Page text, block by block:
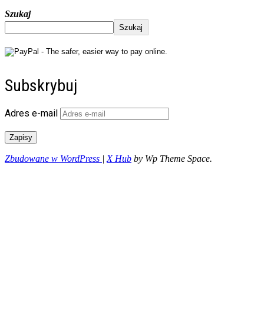
Szukaj
Szukaj
Subskrybuj
Adres e-mail
Zapisy
Zbudowane w WordPress |X Hub by Wp Theme Space.